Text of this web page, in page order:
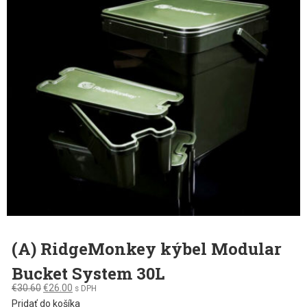
(A) RidgeMonkey kýbel Modular
Bucket System 30L
€30.60Original
price
€26.00 Current
price
s DPH
Pridať do košíka